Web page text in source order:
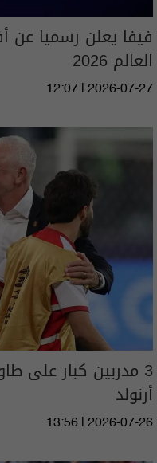
فيفا يعلن رسميا
العالم 2026
12:07 | 2026-07-27
3 مدربين كبار على
أرنولد
13:56 | 2026-07-26